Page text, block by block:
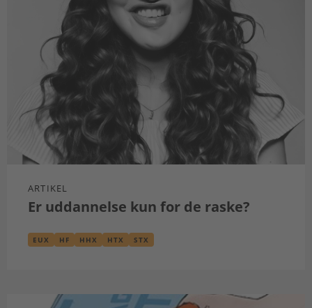
ARTIKEL
Er uddannelse kun for de raske?
EUX HF HHX HTX STX